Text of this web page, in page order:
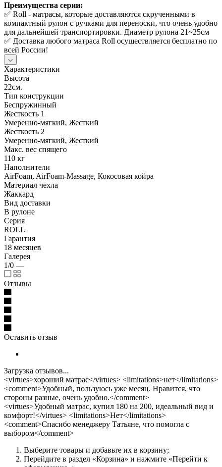
Преимущества серии:
✅ Roll - матрасы, которые доставляются скрученными в
компактный рулон с ручками для переноски, что очень удобно
для дальнейшей транспортировки. Диаметр рулона 21~25см
✅ Доставка любого матраса Roll осуществляется бесплатно по
всей России!
Характеристики
Высота
22см.
Тип конструкции
Беспружинный
Жесткость 1
Умеренно-мягкий, Жесткий
Жесткость 2
Умеренно-мягкий, Жесткий
Макс. вес спящего
110 кг
Наполнители
AirFoam, AirFoam-Massage, Кокосовая койра
Материал чехла
Жаккард
Вид доставки
В рулоне
Серия
ROLL
Гарантия
18 месяцев
Галерея
1/0 —
Отзывы
Оставить отзыв
Загрузка отзывов...
<virtues>хороший матрас</virtues> <limitations>нет</limitations>
<comment>Удобный, пользуюсь уже месяц. Нравится, что
стороны разные, очень удобно.</comment>
<virtues>Удобный матрас, купил 180 на 200, идеальный вид и
комфорт!</virtues> <limitations>Нет</limitations>
<comment>Спасибо менеджеру Татьяне, что помогла с
выбором</comment>
Выберите товары и добавьте их в корзину;
Перейдите в раздел «Корзина» и нажмите «Перейти к